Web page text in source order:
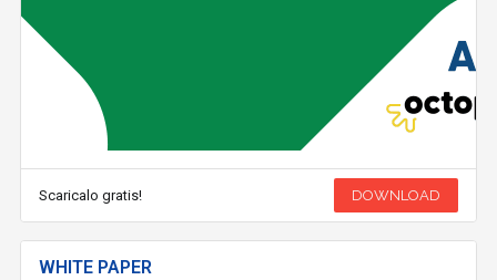
Scaricalo gratis! DOWNLOAD
WHITE PAPER